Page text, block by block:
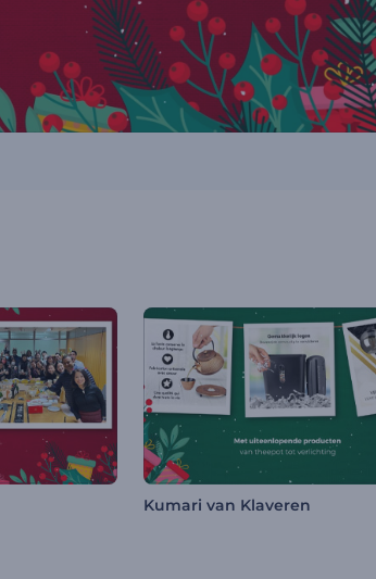
Kumari van Klaveren